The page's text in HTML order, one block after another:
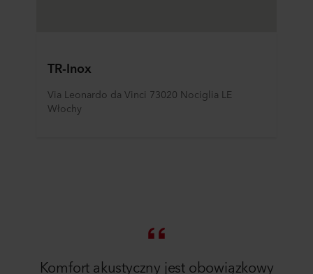
TR-Inox
Via Leonardo da Vinci 73020 Nociglia LE
Włochy
Komfort akustyczny jest obowiązkowy